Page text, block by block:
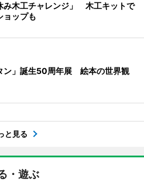
み木工チャレンジ」 木工キットで
ョップも
ン」誕生50周年展 絵本の世界観
と見る
・遊ぶ